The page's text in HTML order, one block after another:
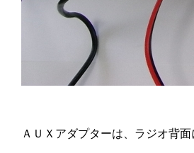
ＡＵＸアダプターは、ラジオ背面